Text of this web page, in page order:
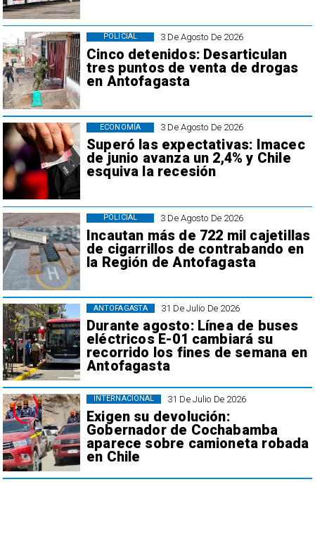
3 De Agosto De 2026
Cinco detenidos: Desarticulan
tres puntos de venta de drogas
en Antofagasta
POLICIAL
3 De Agosto De 2026
Superó las expectativas: Imacec
de junio avanza un 2,4% y Chile
esquiva la recesión
ECONOMÍA
3 De Agosto De 2026
Incautan más de 722 mil cajetillas
de cigarrillos de contrabando en
la Región de Antofagasta
POLICIAL
31 De Julio De 2026
Durante agosto: Línea de buses
eléctricos E-01 cambiará su
recorrido los fines de semana en
Antofagasta
ANTOFAGASTA
31 De Julio De 2026
Exigen su devolución:
Gobernador de Cochabamba
aparece sobre camioneta robada
en Chile
INTERNACIONAL